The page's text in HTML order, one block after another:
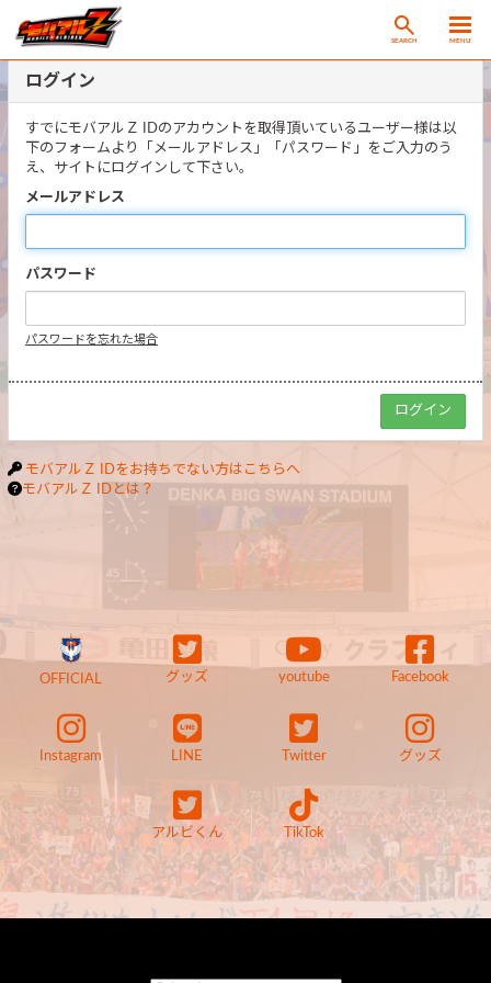
SEARCH MENU
ログイン
すでにモバアルＺ IDのアカウントを取得頂いているユーザー様は以
下のフォームより「メールアドレス」「パスワード」をご入力のう
え、サイトにログインして下さい。
メールアドレス
パスワード
パスワードを忘れた場合
モバアルＺ IDをお持ちでない方はこちらへ
モバアルＺ IDとは？
OFFICIAL グッズ youtube Facebook
Instagram LINE Twitter グッズ
アルビくん TikTok